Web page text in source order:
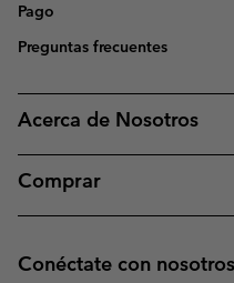
Pago
Preguntas frecuentes
Acerca de Nosotros
Comprar
Conéctate con nosotros